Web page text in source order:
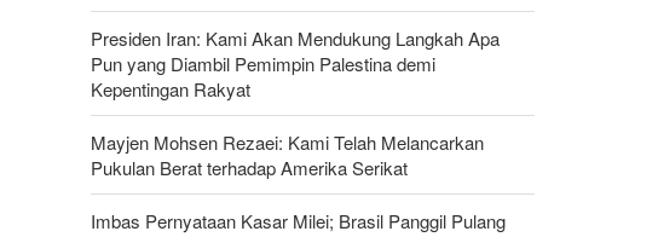
Presiden Iran: Kami Akan Mendukung Langkah Apa
Pun yang Diambil Pemimpin Palestina demi
Kepentingan Rakyat
Mayjen Mohsen Rezaei: Kami Telah Melancarkan
Pukulan Berat terhadap Amerika Serikat
Imbas Pernyataan Kasar Milei; Brasil Panggil Pulang